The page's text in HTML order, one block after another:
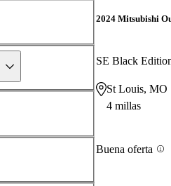
2024 Mitsubishi
SE Black
St Louis, MO
4 millas
Buena oferta